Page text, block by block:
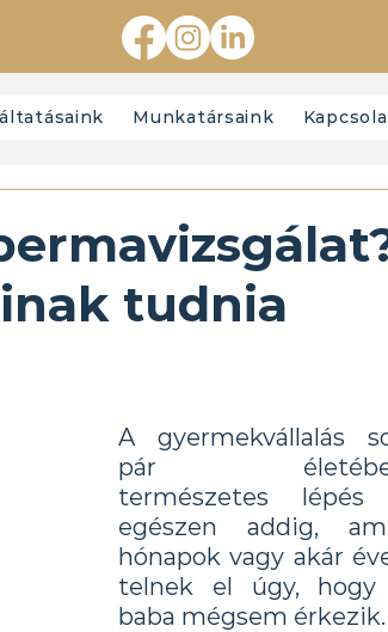
Munkatársaink
tudnia
A gyermekvállalás
pár
természetes lépés
egészen addig,
hónapok vagy akár
telnek el úgy, hogy
baba mégsem érkezik.